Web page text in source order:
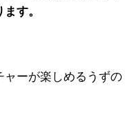
す。
ーが楽しめるうずの